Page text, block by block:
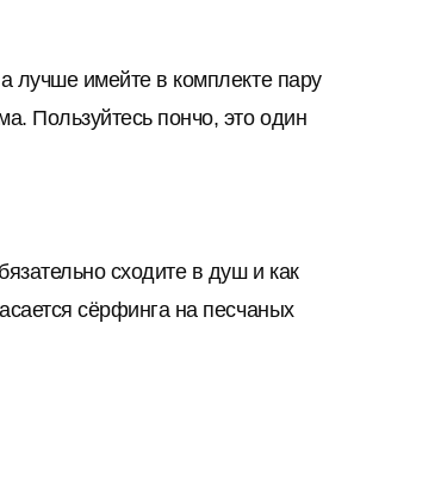
лучше имейте в комплекте пару
Пользуйтесь пончо, это один
сходите в душ и как
сёрфинга на песчаных